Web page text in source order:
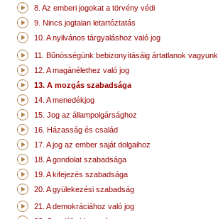
8. Az emberi jogokat a törvény védi
9. Nincs jogtalan letartóztatás
10. A nyilvános tárgyaláshoz való jog
11. Bűnösségünk bebizonyításáig ártatlanok vagyunk
12. A magánélethez való jog
13. A mozgás szabadsága
14. A menedékjog
15. Jog az állampolgársághoz
16. Házasság és család
17. A jog az ember saját dolgaihoz
18. A gondolat szabadsága
19. A kifejezés szabadsága
20. A gyülekezési szabadság
21. A demokráciához való jog